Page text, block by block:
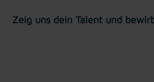
Zeig uns dein Talent und